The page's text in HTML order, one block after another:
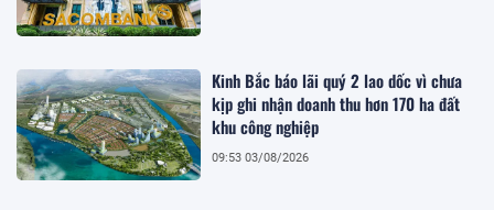
Kinh Bắc báo lãi quý 2 lao dốc vì chưa
kịp ghi nhận doanh thu hơn 170 ha đất
khu công nghiệp
09:53 03/08/2026